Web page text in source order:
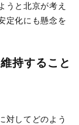
うと北京が考え
定化にも懸念を
持すること
対してどのよう